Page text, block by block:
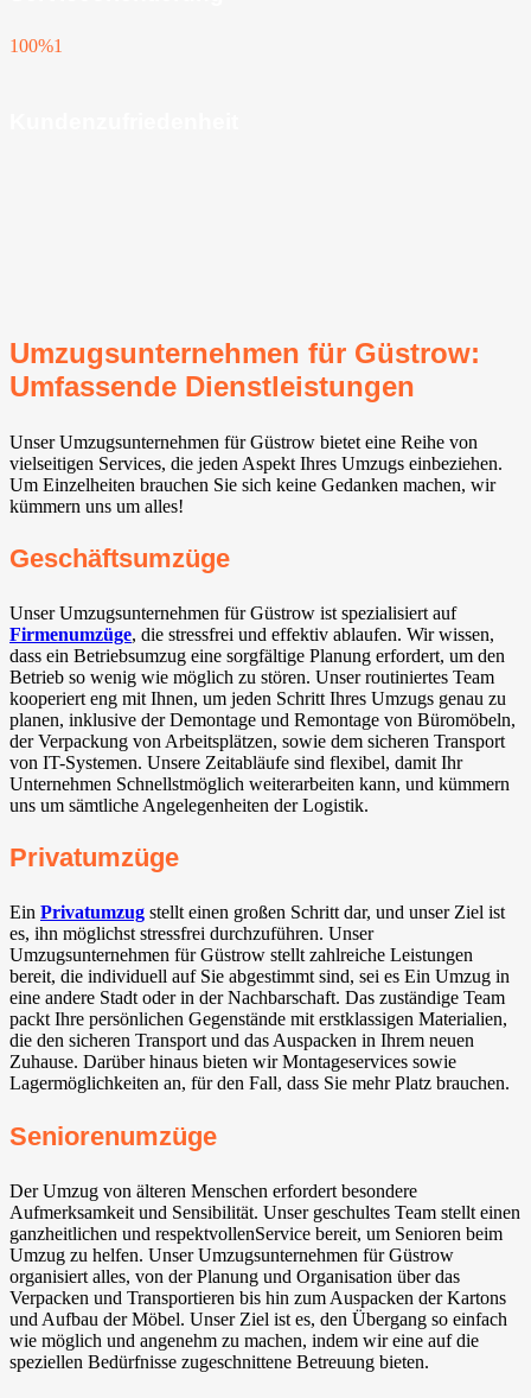
100%1
Umzugsunternehmen für Güstrow:
Umfassende Dienstleistungen
Unser Umzugsunternehmen für Güstrow bietet eine Reihe von
vielseitigen Services, die jeden Aspekt Ihres Umzugs einbeziehen.
Um Einzelheiten brauchen Sie sich keine Gedanken machen, wir
kümmern uns um alles!
Geschäftsumzüge
Unser Umzugsunternehmen für Güstrow ist spezialisiert auf
Firmenumzüge, die stressfrei und effektiv ablaufen. Wir wissen,
dass ein Betriebsumzug eine sorgfältige Planung erfordert, um den
Betrieb so wenig wie möglich zu stören. Unser routiniertes Team
kooperiert eng mit Ihnen, um jeden Schritt Ihres Umzugs genau zu
planen, inklusive der Demontage und Remontage von Büromöbeln,
der Verpackung von Arbeitsplätzen, sowie dem sicheren Transport
von IT-Systemen. Unsere Zeitabläufe sind flexibel, damit Ihr
Unternehmen Schnellstmöglich weiterarbeiten kann, und kümmern
uns um sämtliche Angelegenheiten der Logistik.
Privatumzüge
Ein Privatumzug stellt einen großen Schritt dar, und unser Ziel ist
es, ihn möglichst stressfrei durchzuführen. Unser
Umzugsunternehmen für Güstrow stellt zahlreiche Leistungen
bereit, die individuell auf Sie abgestimmt sind, sei es Ein Umzug in
eine andere Stadt oder in der Nachbarschaft. Das zuständige Team
packt Ihre persönlichen Gegenstände mit erstklassigen Materialien,
die den sicheren Transport und das Auspacken in Ihrem neuen
Zuhause. Darüber hinaus bieten wir Montageservices sowie
Lagermöglichkeiten an, für den Fall, dass Sie mehr Platz brauchen.
Seniorenumzüge
Der Umzug von älteren Menschen erfordert besondere
Aufmerksamkeit und Sensibilität. Unser geschultes Team stellt einen
ganzheitlichen und respektvollenService bereit, um Senioren beim
Umzug zu helfen. Unser Umzugsunternehmen für Güstrow
organisiert alles, von der Planung und Organisation über das
Verpacken und Transportieren bis hin zum Auspacken der Kartons
und Aufbau der Möbel. Unser Ziel ist es, den Übergang so einfach
wie möglich und angenehm zu machen, indem wir eine auf die
speziellen Bedürfnisse zugeschnittene Betreuung bieten.